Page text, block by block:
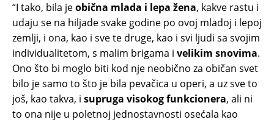
“I tako, bila jeobična mlada i lepa žena, kakve rastu i
udaju se na hiljade svake godine po ovoj mladoj i lepoj
zemlji, i ona, kao i sve te druge, kao i svi ljudi sa svojim
individualitetom, s malim brigama i velikim snovima.
Ono što bi moglo biti kod nje neobično za običan svet
bilo je samo to što je bila pevačica u operi, a uz sve to
još, kao takva, i supruga visokog funkcionera, ali ni
to ona nije u poletnoj jednostavnosti osećala kao